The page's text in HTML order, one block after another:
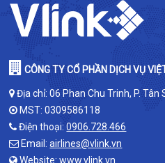
CÔNG TY CỔ PHẦN DỊCH VỤ
Địa chỉ: 06 Phan Chu Trinh, P. Tân
MST: 0309586118
Điện thoại:0906.728.466
Email:airlines@vlink.vn
Website:www.vlink.vn